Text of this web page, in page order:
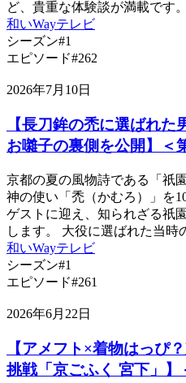
ど、貴重な体験談が満載です
和いWayテレビ
シーズン#1
エピソード#262
2026年7月10日
【長刀鉾の禿に選ばれ
お囃子の裏側を公開】＜
京都の夏の風物詩である「祇
神の使い「禿（かむろ）」を
ゲストに迎え、知られざる祇
します。 大役に選ばれた当時
和いWayテレビ
シーズン#1
エピソード#261
2026年6月22日
【アメフト×着物はっぴ
挑戦「京ごふく 宮下」】